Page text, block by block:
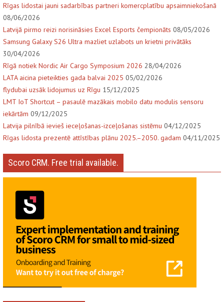
Rīgas lidostai jauni sadarbības partneri komercplatību apsaimniekošanā
08/06/2026
Latvijā pirmo reizi norisināsies Excel Esports čempionāts 08/05/2026
Samsung Galaxy S26 Ultra mazliet uzlabots un krietni privātāks
30/04/2026
Rīgā notiek Nordic Air Cargo Symposium 2026 28/04/2026
LATA aicina pieteikties gada balvai 2025 05/02/2026
flydubai uzsāk lidojumus uz Rīgu 15/12/2025
LMT IoT Shortcut – pasaulē mazākais mobilo datu modulis sensoru
iekārtām 09/12/2025
Latvija pilnībā ievieš ieceļošanas-izceļošanas sistēmu 04/12/2025
Rīgas lidosta prezentē attīstības plānu 2025.–2050. gadam 04/11/2025
Scoro CRM. Free trial available.